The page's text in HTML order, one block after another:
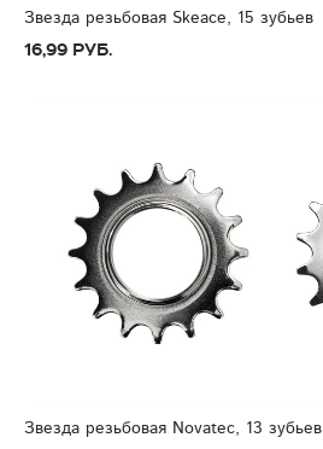
Звезда резьбовая Skeace, 15 зубьев
16,99 руб.
Звезда резьбовая Novatec, 13 зубьев